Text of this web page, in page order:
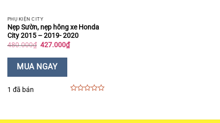
PHỤ KIỆN CITY
Nẹp Sườn, nẹp hông xe Honda
City 2015 – 2019- 2020
480.000₫ Giá
là:
480.000₫.
427.000₫Giá
hiện
MUA NGAY
1 đã bán
5